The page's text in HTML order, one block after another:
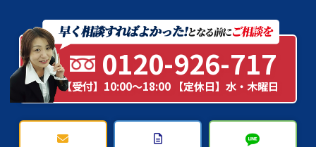
0120-926-717
【受付】10:00～18:00 【定休日】水・木曜日